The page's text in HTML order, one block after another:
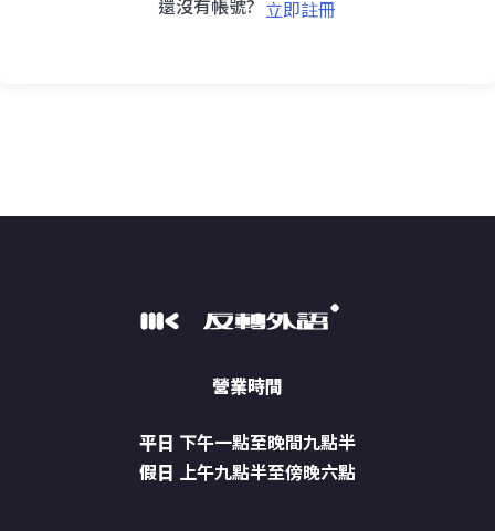
還沒有帳號? 立即註冊
營業時間
平日 下午一點至晚間九點半
假日 上午九點半至傍晚六點